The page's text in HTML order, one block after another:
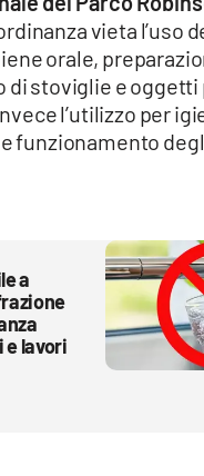
vieta l’uso
orale,
stoviglie e oggetti
l’utilizzo per
funzionamento
a
lavori